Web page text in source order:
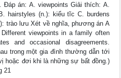
Đáp án: A. viewpoints Giải thích: A.
hairstyles (n.): kiểu tĩc C. burdens
trào lưu Xét về nghĩa, phương án A
viewpoints in a family often
and occasional disagreements.
trong một gia đình thường dẫn tới
hoặc đơi khi là những sự bất đồng.)
21